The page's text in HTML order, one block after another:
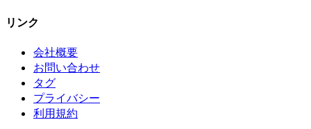
リンク
会社概要
お問い合わせ
タグ
プライバシー
利用規約